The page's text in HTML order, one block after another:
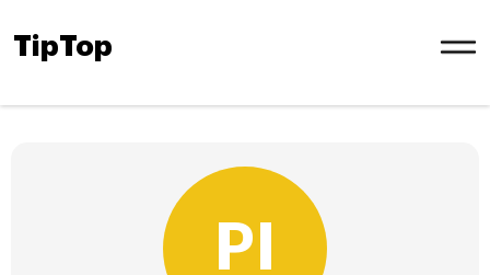
TipTop